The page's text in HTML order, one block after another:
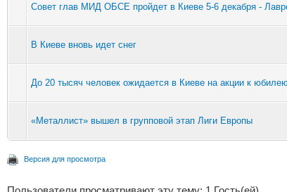
Совет глав МИД ОБСЕ пройдет в Киеве 5-6 декабря -
В Киеве вновь идет снег
До 20 тысяч человек ожидается в Киеве на акции к
«Металлист» вышел в групповой этап Лиги Европы
Версия для просмотра